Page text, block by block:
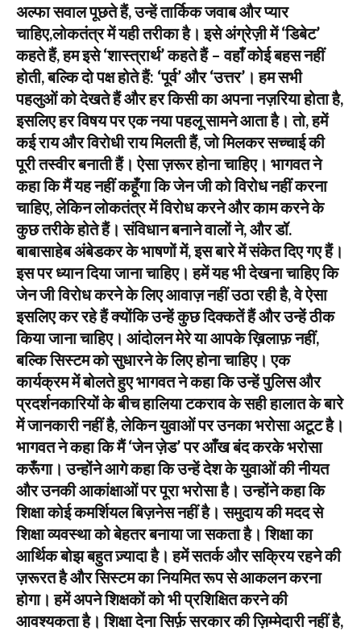
अल्फा सवाल पूछते हैं, उन्हें तार्किक जवाब और प्यार
चाहिए,लोकतंत्र में यही तरीका है। इसे अंग्रेज़ी में ‘डिबेट’
कहते हैं, हम इसे ‘शास्त्रार्थ’ कहते हैं – वहाँ कोई बहस नहीं
होती, बल्कि दो पक्ष होते हैं: ‘पूर्व’ और ‘उत्तर’। हम सभी
पहलुओं को देखते हैं और हर किसी का अपना नज़रिया होता है,
इसलिए हर विषय पर एक नया पहलू सामने आता है। तो, हमें
कई राय और विरोधी राय मिलती हैं, जो मिलकर सच्चाई की
पूरी तस्वीर बनाती हैं। ऐसा ज़रूर होना चाहिए। भागवत ने
कहा कि मैं यह नहीं कहूँगा कि जेन जी को विरोध नहीं करना
चाहिए, लेकिन लोकतंत्र में विरोध करने और काम करने के
कुछ तरीके होते हैं। संविधान बनाने वालों ने, और डॉ.
बाबासाहेब अंबेडकर के भाषणों में, इस बारे में संकेत दिए गए हैं।
इस पर ध्यान दिया जाना चाहिए। हमें यह भी देखना चाहिए कि
जेन जी विरोध करने के लिए आवाज़ नहीं उठा रही है, वे ऐसा
इसलिए कर रहे हैं क्योंकि उन्हें कुछ दिक्कतें हैं और उन्हें ठीक
किया जाना चाहिए। आंदोलन मेरे या आपके ख़िलाफ़ नहीं,
बल्कि सिस्टम को सुधारने के लिए होना चाहिए। एक
कार्यक्रम में बोलते हुए भागवत ने कहा कि उन्हें पुलिस और
प्रदर्शनकारियों के बीच हालिया टकराव के सही हालात के बारे
में जानकारी नहीं है, लेकिन युवाओं पर उनका भरोसा अटूट है।
भागवत ने कहा कि मैं ‘जेन ज़ेड’ पर आँख बंद करके भरोसा
करूँगा। उन्होंने आगे कहा कि उन्हें देश के युवाओं की नीयत
और उनकी आकांक्षाओं पर पूरा भरोसा है। उन्होंने कहा कि
शिक्षा कोई कमर्शियल बिज़नेस नहीं है। समुदाय की मदद से
शिक्षा व्यवस्था को बेहतर बनाया जा सकता है। शिक्षा का
आर्थिक बोझ बहुत ज़्यादा है। हमें सतर्क और सक्रिय रहने की
ज़रूरत है और सिस्टम का नियमित रूप से आकलन करना
होगा। हमें अपने शिक्षकों को भी प्रशिक्षित करने की
आवश्यकता है। शिक्षा देना सिर्फ़ सरकार की ज़िम्मेदारी नहीं है,